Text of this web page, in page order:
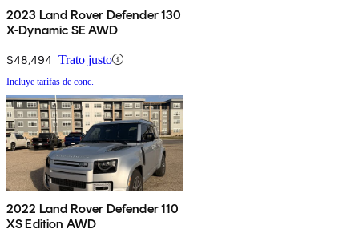
2023 Land Rover Defender 130
X-Dynamic SE AWD
$48,494 Trato justo
Incluye tarifas de conc.
2022 Land Rover Defender 110
XS Edition AWD